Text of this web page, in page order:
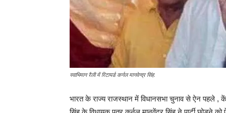
स्वाभिमान रैली में रिटायर्ड कर्नल मानवेन्द्र सिंह.
भारत के राज्य राजस्थान में विधानसभा चुनाव से ऐन पहले ,